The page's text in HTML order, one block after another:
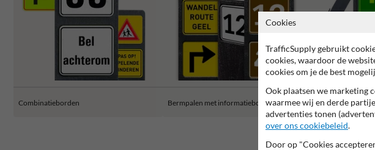
Combinatieborden Bermpalen met informatiebordjes Huisnummerpaal
Cookies
TrafficSupply gebruikt
cookies, waardoor de
cookies om je de best
Ook plaatsen we marketing
waarmee wij en derde
advertenties tonen
over ons cookiebeleid.
Door op "Cookies